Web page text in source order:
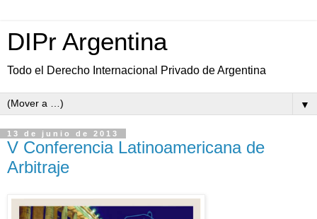
DIPr Argentina
Todo el Derecho Internacional Privado de Argentina
▼
13 de junio de 2013
V Conferencia Latinoamericana de
Arbitraje